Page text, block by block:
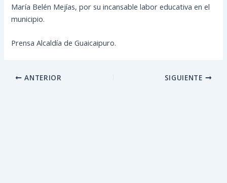
María Belén Mejías, por su incansable labor educativa en el
municipio.
Prensa Alcaldía de Guaicaipuro.
ANTERIOR SIGUIENTE